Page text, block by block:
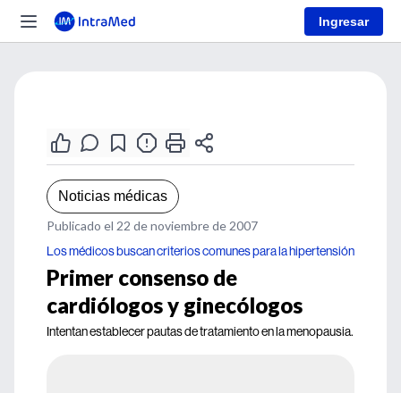
Ingresar
Noticias médicas
Publicado el 22 de noviembre de 2007
Los médicos buscan criterios comunes para la hipertensión
Primer consenso de
cardiólogos y ginecólogos
Intentan establecer pautas de tratamiento en la menopausia.